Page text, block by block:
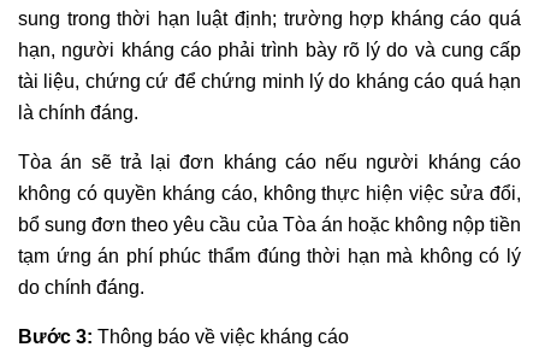
sung trong thời hạn luật định; trường hợp kháng cáo quá
hạn, người kháng cáo phải trình bày rõ lý do và cung cấp
tài liệu, chứng cứ để chứng minh lý do kháng cáo quá hạn
là chính đáng.
Tòa án sẽ trả lại đơn kháng cáo nếu người kháng cáo
không có quyền kháng cáo, không thực hiện việc sửa đổi,
bổ sung đơn theo yêu cầu của Tòa án hoặc không nộp tiền
tạm ứng án phí phúc thẩm đúng thời hạn mà không có lý
do chính đáng.
Bước 3: Thông báo về việc kháng cáo